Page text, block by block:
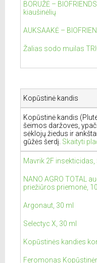
BORUŽĖ –
kiaušinėlių
AUKSAAKĖ –
Žalias sodo muilas
Kopūstinė kandis
Kopūstinė kandis
šeimos daržoves,
sėklojų žiedus ir
gūžės šerdį. Skaityti
Mavrik 2F insekticidas,
NANO AGRO TOTAL
priežiūros priemonė,
Argonaut, 30 ml
Selectyc X, 30 ml
Kopūstinės kandies
Feromonas